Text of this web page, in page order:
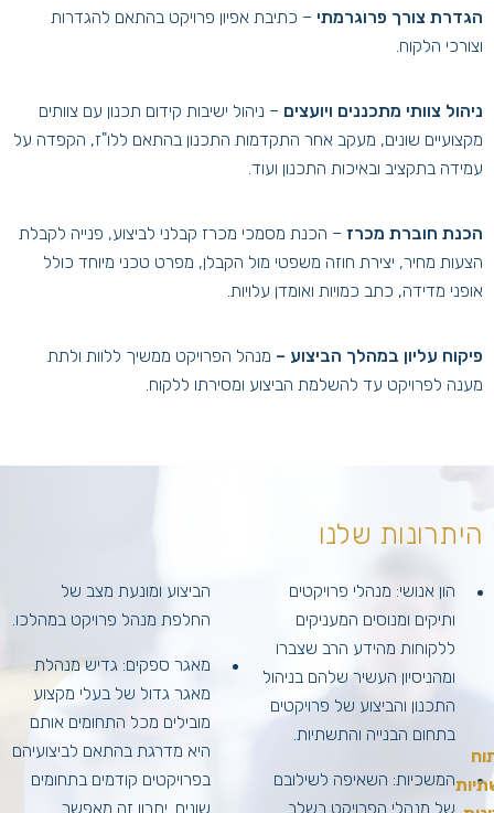
הגדרת צורך פרוגרמתי – כתיבת אפיון פרויקט בהתאם להגדרות
וצורכי הלקוח.
ניהול צוותי מתכננים ויועצים – ניהול ישיבות קידום תכנון עם צוותים
מקצועיים שונים, מעקב אחר התקדמות התכנון בהתאם ללו"ז, הקפדה על
עמידה בתקציב ובאיכות התכנון ועוד.
הכנת חוברת מכרז – הכנת מסמכי מכרז קבלני לביצוע, פנייה לקבלת
הצעות מחיר, יצירת חוזה משפטי מול הקבלן, מפרט טכני מיוחד כולל
אופני מדידה, כתב כמויות ואומדן עלויות.
פיקוח עליון במהלך הביצוע – מנהל הפרויקט ממשיך ללוות ולתת
מענה לפרויקט עד להשלמת הביצוע ומסירתו ללקוח.
היתרונות שלנו
הון אנושי: מנהלי פרויקטים
ותיקים ומנוסים המעניקים
ללקוחות מהידע הרב שצברו
ומהניסיון העשיר שלהם בניהול
התכנון והביצוע של פרויקטים
בתחום הבנייה והתשתיות.
המשכיות: השאיפה לשילובם
של מנהלי הפרויקט בשלב
הביצוע ומונעת מצב של
החלפת מנהל פרויקט במהלכו.
מאגר ספקים: גדיש מנהלת
מאגר גדול של בעלי מקצוע
מובילים מכל התחומים אותם
היא מדרגת בהתאם לביצועיהם
בפרויקטים קודמים בתחומים
שונים. יתרון זה מאפשר